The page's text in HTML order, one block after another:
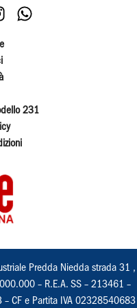
231
Predda Niedda strada 31 ,
– R.E.A. SS – 213461 –
– CF e Partita IVA 02328540683